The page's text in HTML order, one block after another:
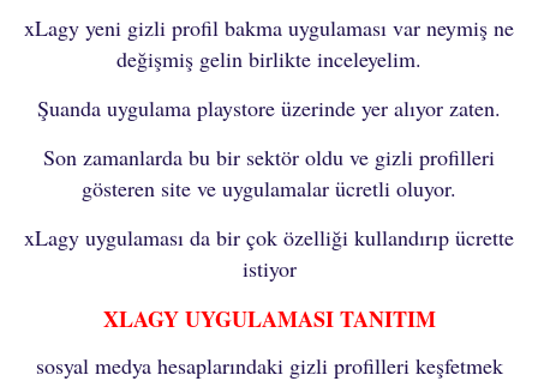
xLagy yeni gizli profil bakma uygulaması var neymiş ne
değişmiş gelin birlikte inceleyelim.
Şuanda uygulama playstore üzerinde yer alıyor zaten.
Son zamanlarda bu bir sektör oldu ve gizli profilleri
gösteren site ve uygulamalar ücretli oluyor.
xLagy uygulaması da bir çok özelliği kullandırıp ücrette
istiyor
XLAGY UYGULAMASI TANITIM
sosyal medya hesaplarındaki gizli profilleri keşfetmek